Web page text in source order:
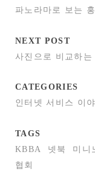
파노라마로 보는
NEXT POST
사진으로 비교하
CATEGORIES
인터넷 서비스 이야
TAGS
KBBA
넷북 미니
협회